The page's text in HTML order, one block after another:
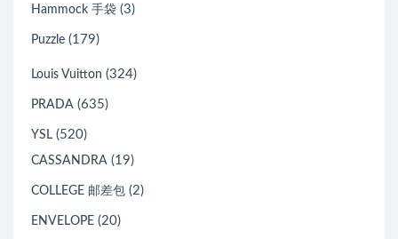
Hammock 手袋 (3)
Puzzle (179)
Louis Vuitton (324)
PRADA (635)
YSL (520)
CASSANDRA (19)
COLLEGE 邮差包 (2)
ENVELOPE (20)